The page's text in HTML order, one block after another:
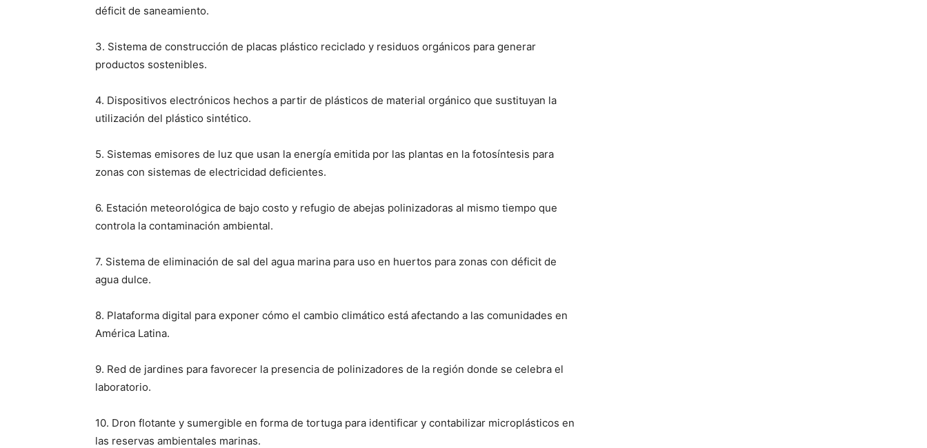
déficit de saneamiento.
3. Sistema de construcción de placas plástico reciclado y residuos orgánicos para generar
productos sostenibles.
4. Dispositivos electrónicos hechos a partir de plásticos de material orgánico que sustituyan la
utilización del plástico sintético.
5. Sistemas emisores de luz que usan la energía emitida por las plantas en la fotosíntesis para
zonas con sistemas de electricidad deficientes.
6. Estación meteorológica de bajo costo y refugio de abejas polinizadoras al mismo tiempo que
controla la contaminación ambiental.
7. Sistema de eliminación de sal del agua marina para uso en huertos para zonas con déficit de
agua dulce.
8. Plataforma digital para exponer cómo el cambio climático está afectando a las comunidades en
América Latina.
9. Red de jardines para favorecer la presencia de polinizadores de la región donde se celebra el
laboratorio.
10. Dron flotante y sumergible en forma de tortuga para identificar y contabilizar microplásticos en
las reservas ambientales marinas.